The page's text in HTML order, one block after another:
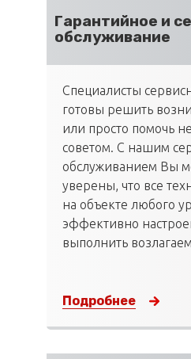
Гарантийное и
обслуживание
Специалисты
готовы решить
или просто помочь
советом. С нашим
обслуживанием Вы
уверены, что все
на объекте любого
эффективно
выполнить
Подробнее